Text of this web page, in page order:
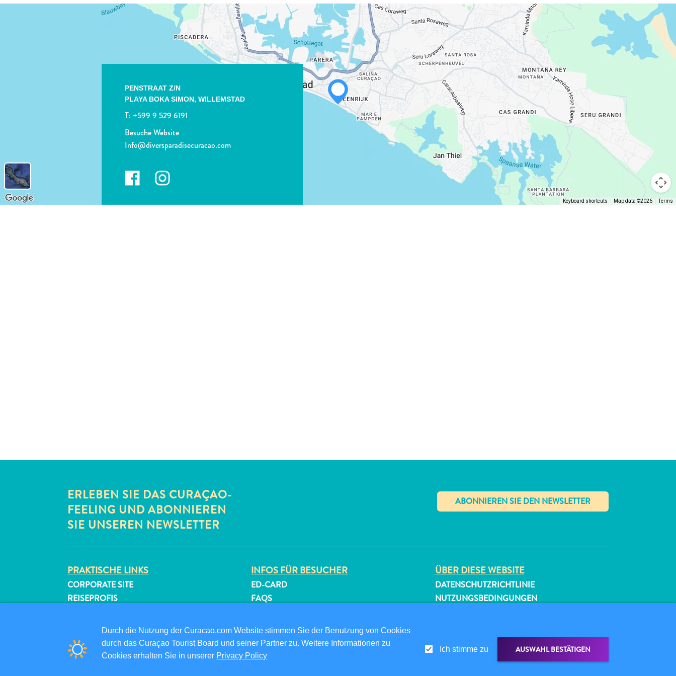
WHATSAPP
PENSTRAAT Z/N
PLAYA BOKA SIMON,WILLEMSTAD
T: +599 9 529 6191
Besuche Website
Info@diversparadisecuracao.com
Keyboard shortcuts Map data ©2026 Terms
ERLEBEN SIE DAS CURAÇAO-
FEELING UND ABONNIEREN
SIE UNSEREN NEWSLETTER
✕
PRAKTISCHE LINKS
CORPORATE SITE
REISEPROFIS
IHR EVENT EINREICHEN
INFOS FÜR BESUCHER
ED-CARD
FAQS
EVENTS
ONLINE-BROSCHÜRE
ÜBER DIESE WEBSITE
DATENSCHUTZRICHTLINIE
NUTZUNGSBEDINGUNGEN
Durch die Nutzung der Curacao.com Website stimmen Sie der Benutzung von Cookies
durch das Curaçao Tourist Board und seiner Partner zu. Weitere Informationen zu
Cookies erhalten Sie in unserer Privacy Policy
Ich stimme zu AUSWAHL BESTÄTIGEN